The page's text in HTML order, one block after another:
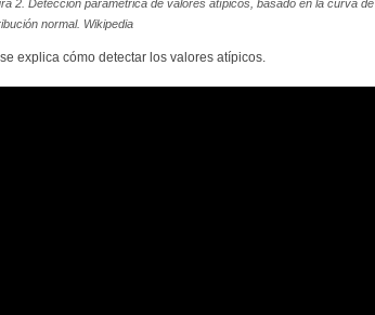
2. Detección paramétrica de valores atípicos, basado en la curva de
normal. Wikipedia
explica cómo detectar los valores atípicos.